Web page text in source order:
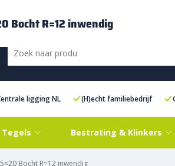
ligging NL (H)echt familiebedrijf
Bestrating & Klinkers
Bocht R=12 inwendig
Bocht R=12 inwendig